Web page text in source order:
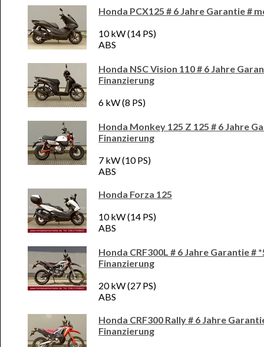
Honda PCX125 # 6 Jahre Garantie #
10 kW (14 PS)
ABS
Honda NSC Vision 110 # 6 Jahre
Finanzierung
6 kW (8 PS)
Honda Monkey 125 Z 125 # 6 Jahre
Finanzierung
7 kW (10 PS)
ABS
Honda Forza 125
10 kW (14 PS)
ABS
Honda CRF300L # 6 Jahre Garantie #
Finanzierung
20 kW (27 PS)
ABS
Honda CRF300 Rally # 6 Jahre
Finanzierung